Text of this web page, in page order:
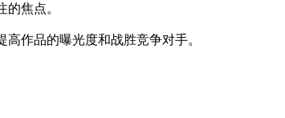
焦点。
作品的曝光度和战胜竞争对手。